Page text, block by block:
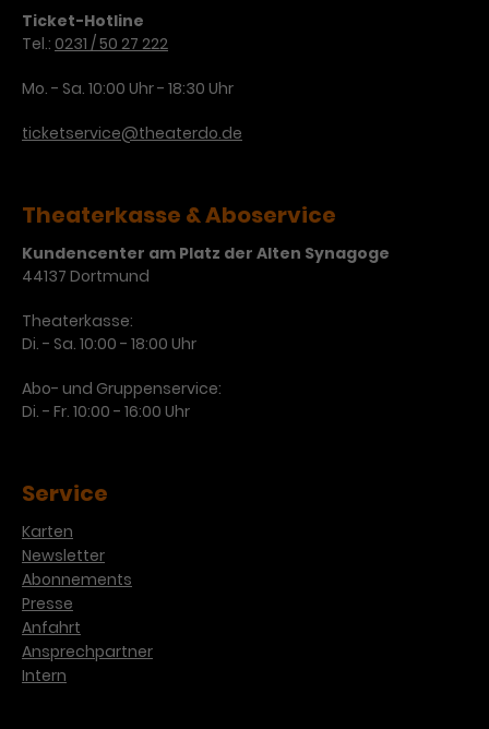
Ticket-Hotline
Tel.: 0231 / 50 27 222
Mo. - Sa. 10:00 Uhr - 18:30 Uhr
ticketservice@theaterdo.de
Theaterkasse & Aboservice
Kundencenter am Platz der Alten Synagoge
44137 Dortmund
Theaterkasse:
Di. - Sa. 10:00 - 18:00 Uhr
Abo- und Gruppenservice:
Di. - Fr. 10:00 - 16:00 Uhr
Service
Karten
Newsletter
Abonnements
Presse
Anfahrt
Ansprechpartner
Intern